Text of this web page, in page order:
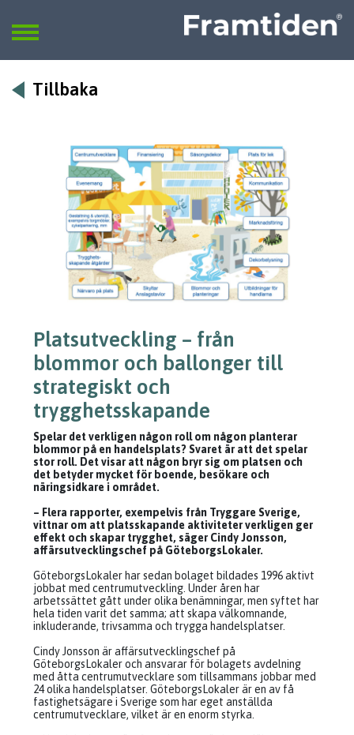
SÖK
Tillbaka
Platsutveckling – från
blommor och ballonger till
strategiskt och
trygghetsskapande
Spelar det verkligen någon roll om någon planterar
blommor på en handelsplats? Svaret är att det spelar
stor roll. Det visar att någon bryr sig om platsen och
det betyder mycket för boende, besökare och
näringsidkare i området.
– Flera rapporter, exempelvis från Tryggare Sverige,
vittnar om att platsskapande aktiviteter verkligen ger
effekt och skapar trygghet, säger Cindy Jonsson,
affärsutvecklingschef på GöteborgsLokaler.
GöteborgsLokaler har sedan bolaget bildades 1996 aktivt
jobbat med centrumutveckling. Under åren har
arbetssättet gått under olika benämningar, men syftet har
hela tiden varit det samma; att skapa välkomnande,
inkluderande, trivsamma och trygga handelsplatser.
Cindy Jonsson är affärsutvecklingschef på
GöteborgsLokaler och ansvarar för bolagets avdelning
med åtta centrumutvecklare som tillsammans jobbar med
24 olika handelsplatser. GöteborgsLokaler är en av få
fastighetsägare i Sverige som har eget anställda
centrumutvecklare, vilket är en enorm styrka.